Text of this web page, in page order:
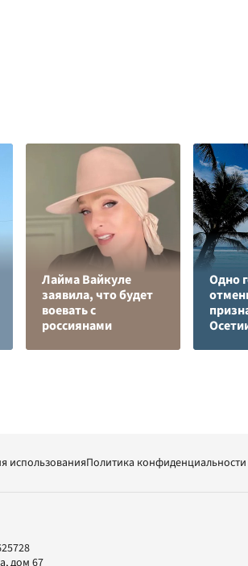
Лайма Вайкуле
заявила, что будет
воевать с
россиянами
Одно
использованияПолитика конфиденциальности
дом 67